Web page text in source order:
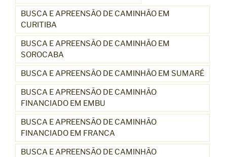
BUSCA E APREENSÃO DE CAMINHÃO EM
CURITIBA
BUSCA E APREENSÃO DE CAMINHÃO EM
SOROCABA
BUSCA E APREENSÃO DE CAMINHÃO EM SUMARÉ
BUSCA E APREENSÃO DE CAMINHÃO
FINANCIADO EM EMBU
BUSCA E APREENSÃO DE CAMINHÃO
FINANCIADO EM FRANCA
BUSCA E APREENSÃO DE CAMINHÃO